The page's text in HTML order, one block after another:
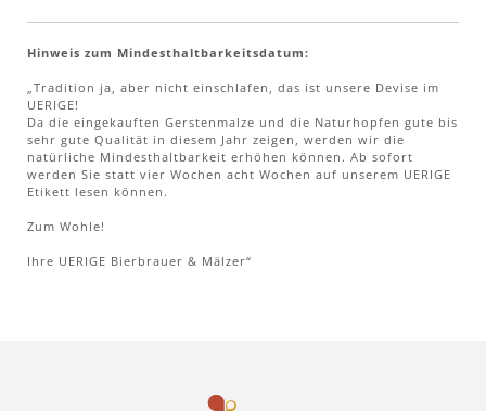
Hinweis zum Mindesthaltbarkeitsdatum:
„Tradition ja, aber nicht einschlafen, das ist unsere Devise im
UERIGE!
Da die eingekauften Gerstenmalze und die Naturhopfen gute bis
sehr gute Qualität in diesem Jahr zeigen, werden wir die
natürliche Mindesthaltbarkeit erhöhen können. Ab sofort
werden Sie statt vier Wochen acht Wochen auf unserem UERIGE
Etikett lesen können.
Zum Wohle!
Ihre UERIGE Bierbrauer & Mälzer“